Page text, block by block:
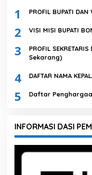
1 PROFIL BUPATI DAN
2 VISI MISI BUPATI
3
PROFIL
Sekarang)
4 DAFTAR NAMA
5 Daftar
INFORMASI DASI